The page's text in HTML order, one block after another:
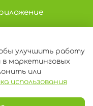
улучшить работу
маркетинговых
или
использования